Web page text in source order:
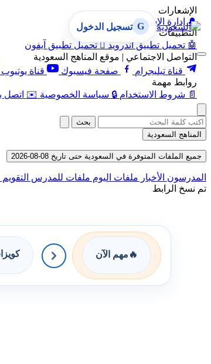
الإشعارات
🔔 إدارة الإشعارات
التطبيقات
🤖 تحميل تطبيق أندرويد  تحميل تطبيق آيفون
التواصل الاجتماعي | موقع المناهج السعودية
قناة تيليجرام
صفحة فيسبوك قناة يوتيوب
روابط مهمة
📄 شروط الاستخدام 🔒 سياسة الخصوصية ✉️ اتصل
G تسجيل الدخول
بحث
المناهج السعودية
جميع الملفات المتوفرة في السعودية حتى تاريخ 08-08-2026
المدرسون الأخبار ملفات اليوم ملفات للمدرس
تم نسخ الرابط
🔥 مهم الآن